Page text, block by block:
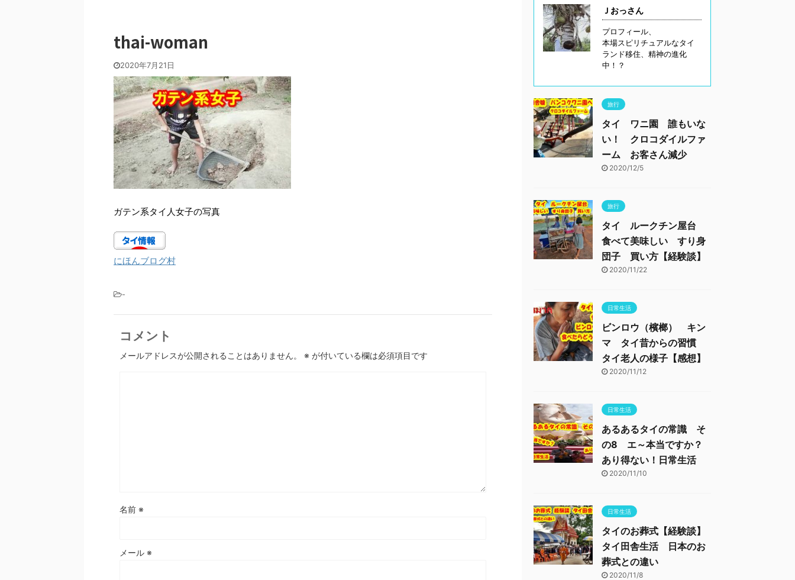
thai-woman
2020年7月21日
ガテン系タイ人女子の写真
にほんブログ村
-
コメント
メールアドレスが公開されることはありません。 ※ が付いている欄は必須項目です
名前 ※
メール ※
Ｊおっさん
プロフィール、
本場スピリチュアルなタイ
ランド移住、精神の進化
中！？
旅行
タイ ワニ園 誰もいな
い！ クロコダイルファ
ーム お客さん減少
2020/12/5
旅行
タイ ルークチン屋台
食べて美味しい すり身
団子 買い方【経験談】
2020/11/22
日常生活
ビンロウ（檳榔） キン
マ タイ昔からの習慣
タイ老人の様子【感想】
2020/11/12
日常生活
あるあるタイの常識 そ
の8 エ～本当ですか？
あり得ない！日常生活
2020/11/10
日常生活
タイのお葬式【経験談】
タイ田舎生活 日本のお
葬式との違い
2020/11/8